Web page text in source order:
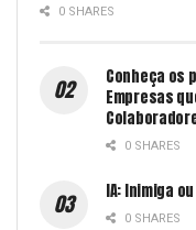
0 SHARES
Conheça os
Empresas
0 SHARES
IA: Inimiga
0 SHARES